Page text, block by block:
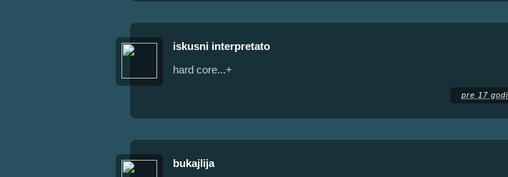
iskusni interpretato
hard core...+
pre 17
bukajlija